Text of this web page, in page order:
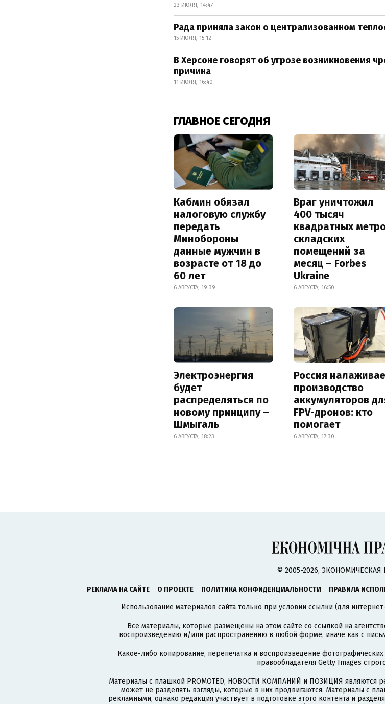
23 ИЮЛЯ, 14:47
Рада приняла закон о централизованном
15 ИЮЛЯ, 15:12
В Херсоне говорят об угрозе возникновения
причина
11 ИЮЛЯ, 16:40
ГЛАВНОЕ СЕГОДНЯ
Кабмин обязал
налоговую службу
передать
Минобороны
данные мужчин в
возрасте от 18 до
60 лет
6 АВГУСТА, 19:39
Враг уничтожил
400 тысяч
квадратных
складских
помещений за
месяц – Forbes
Ukraine
6 АВГУСТА, 16:50
Электроэнергия
будет
распределяться по
новому принципу –
Шмыгаль
6 АВГУСТА, 18:23
Россия
производство
аккумуляторов
FPV-дронов: кто
помогает
6 АВГУСТА, 17:30
© 2005-2026, ЭКОНОМИЧЕСКАЯ
РЕКЛАМА НА САЙТЕ О ПРОЕКТЕ ПОЛИТИКА КОНФИДЕНЦИАЛЬНОСТИ ПРАВИЛА
Использование материалов сайта только при условии ссылки (для
Все материалы, которые размещены на этом сайте со ссылкой на
воспроизведению и/или распространению в любой форме, иначе как с
Какое-либо копирование, перепечатка и воспроизведение
правообладателя Getty Images
Материалы с плашкой PROMOTED, НОВОСТИ КОМПАНИЙ и ПОЗИЦИЯ являются
может не разделять взгляды, которые в них продвигаются. Материалы с
рекламными, однако редакция участвует в подготовке этого контента и